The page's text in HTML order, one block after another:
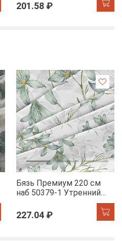
201.58 ₽
Бязь Премиум 220 см
наб 50379-1 Утренний
227.04 ₽